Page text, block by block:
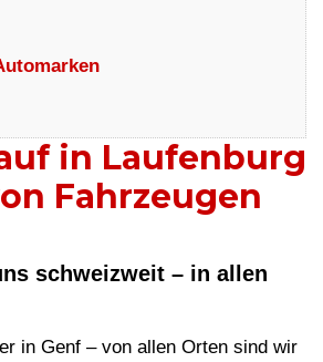
in Laufenburg
Fahrzeugen
schweizweit – in allen
in Genf – von allen Orten sind wir